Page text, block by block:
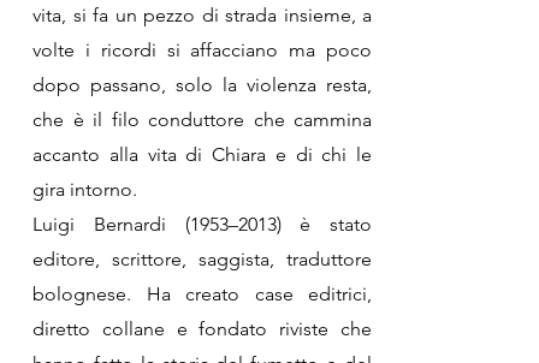
vita, si fa un pezzo di strada insieme, a
volte i ricordi si affacciano ma poco
dopo passano, solo la violenza resta,
che è il filo conduttore che cammina
accanto alla vita di Chiara e di chi le
gira intorno.
Luigi Bernardi (1953–2013) è stato
editore, scrittore, saggista, traduttore
bolognese. Ha creato case editrici,
diretto collane e fondato riviste che